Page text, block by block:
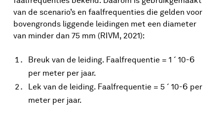
van de scenario’s en faalfrequenties die gelden voor
bovengronds liggende leidingen met een diameter
van minder dan 75 mm (RIVM, 2021):
Breuk van de leiding. Faalfrequentie = 1 ´ 10-6
per meter per jaar.
Lek van de leiding. Faalfrequentie = 5 ´ 10-6 per
meter per jaar.